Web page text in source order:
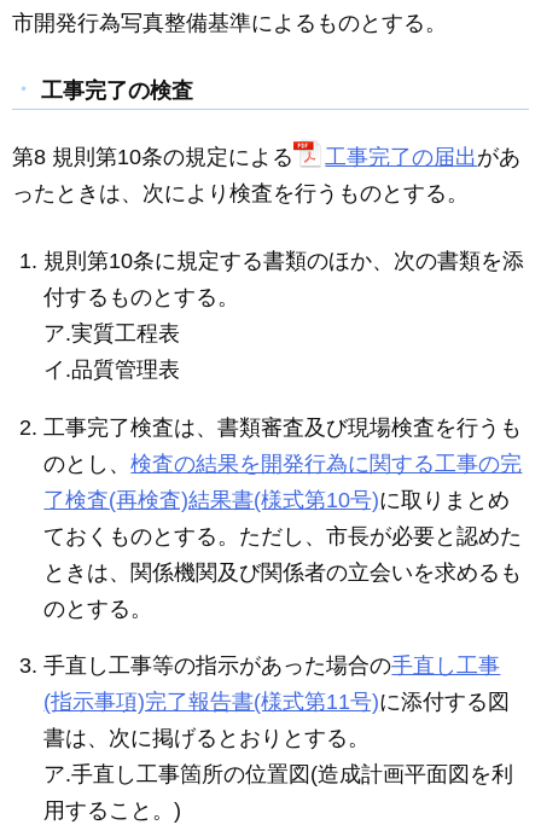
市開発行為写真整備基準によるものとする。
工事完了の検査
第8 規則第10条の規定による 工事完了の届出があ
ったときは、次により検査を行うものとする。
規則第10条に規定する書類のほか、次の書類を添
付するものとする。
ア.実質工程表
イ.品質管理表
工事完了検査は、書類審査及び現場検査を行うも
のとし、検査の結果を開発行為に関する工事の完
了検査(再検査)結果書(様式第10号)に取りまとめ
ておくものとする。ただし、市長が必要と認めた
ときは、関係機関及び関係者の立会いを求めるも
のとする。
手直し工事等の指示があった場合の手直し工事
(指示事項)完了報告書(様式第11号)に添付する図
書は、次に掲げるとおりとする。
ア.手直し工事箇所の位置図(造成計画平面図を利
用すること。)